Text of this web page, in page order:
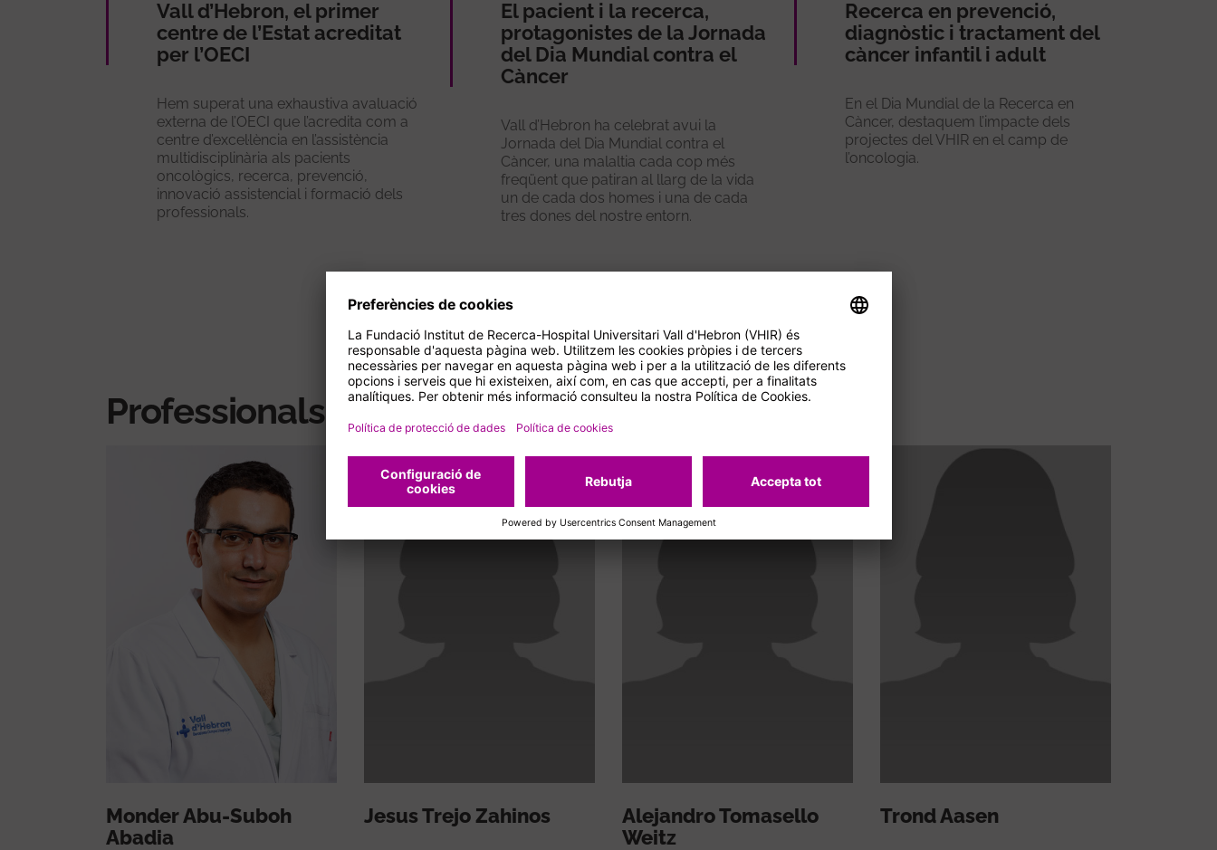
Vall d’Hebron, el primer
centre de l’Estat acreditat
per l’OECI
Hem superat una exhaustiva avaluació
externa de l’OECI que l’acredita com a
centre d’excel·lència en l’assistència
multidisciplinària als pacients
oncològics, recerca, prevenció,
innovació assistencial i formació dels
professionals.
El pacient i la recerca,
protagonistes de la Jornada
del Dia Mundial contra el
Càncer
Vall d’Hebron ha celebrat avui la
Jornada del Dia Mundial contra el
Càncer, una malaltia cada cop més
freqüent que patiran al llarg de la vida
un de cada dos homes i una de cada
tres dones del nostre entorn.
Recerca en prevenció,
diagnòstic i tractament del
càncer infantil i adult
En el Dia Mundial de la Recerca en
Càncer, destaquem l’impacte dels
projectes del VHIR en el camp de
l’oncologia.
Professionals relacionats
Monder Abu-Suboh
Abadia
Jesus Trejo Zahinos
Alejandro Tomasello
Weitz
Trond Aasen